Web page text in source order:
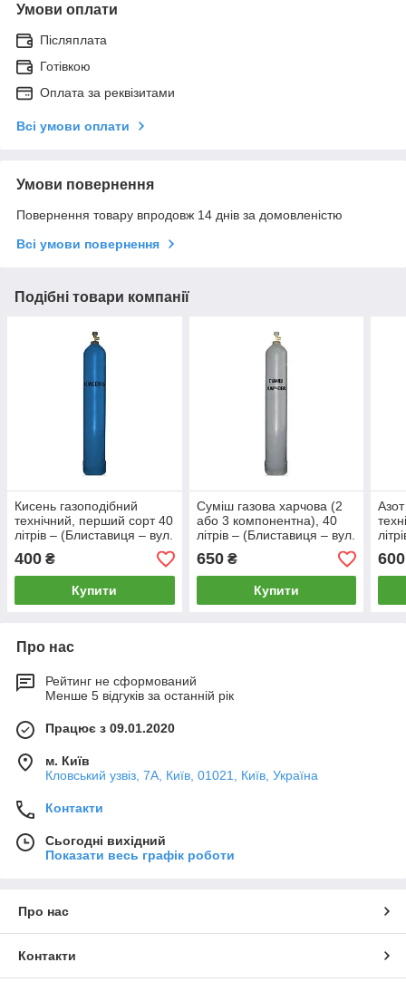
Умови оплати
Післяплата
Готівкою
Оплата за реквізитами
Всі умови оплати
Умови повернення
Повернення товару впродовж 14 днів за домовленістю
Всі умови повернення
Подібні товари компанії
Кисень газоподібний
технічний, перший сорт 40
літрів – (Блиставиця – вул.
Нова, 1-а)
400 ₴
Купити
Суміш газова харчова (2
або 3 компонентна), 40
літрів – (Блиставиця – вул.
Нова, 1-а)
650₴
Купити
600
Про нас
Рейтинг не сформований
Менше 5 відгуків за останній рік
Працює з 09.01.2020
м. Київ
Кловський узвіз, 7А, Київ, 01021, Київ, Україна
Контакти
Сьогодні вихідний
Показати весь графік роботи
Про нас
Контакти